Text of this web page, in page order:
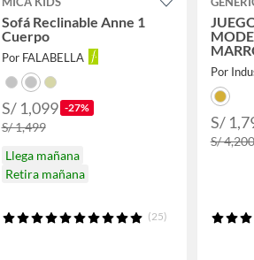
Sofá Reclinable Anne 1
Cuerpo
Por FALABELLA
S/ 1,099 -27%
S/ 1,499
Llega mañana
Retira mañana
(25)
Por
S/
S/ 4,200